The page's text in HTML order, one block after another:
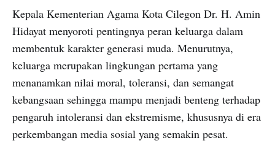
Kepala Kementerian Agama Kota Cilegon Dr. H. Amin
Hidayat menyoroti pentingnya peran keluarga dalam
membentuk karakter generasi muda. Menurutnya,
keluarga merupakan lingkungan pertama yang
menanamkan nilai moral, toleransi, dan semangat
kebangsaan sehingga mampu menjadi benteng terhadap
pengaruh intoleransi dan ekstremisme, khususnya di era
perkembangan media sosial yang semakin pesat.